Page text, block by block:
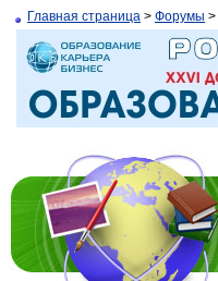
Главная страница > Форумы >